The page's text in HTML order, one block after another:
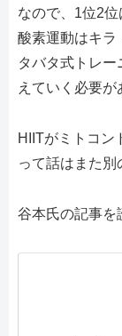
なので、1位2
酸素運動はキラ
タバタ式トレ
えていく必要が
HIITがミトコン
って話はまた別
谷本氏の記事を